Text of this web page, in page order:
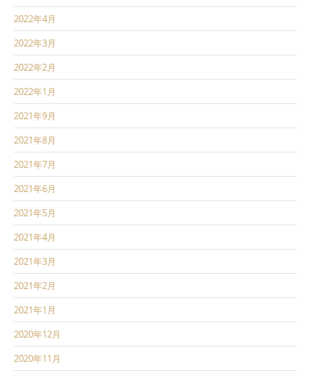
2022年4月
2022年3月
2022年2月
2022年1月
2021年9月
2021年8月
2021年7月
2021年6月
2021年5月
2021年4月
2021年3月
2021年2月
2021年1月
2020年12月
2020年11月